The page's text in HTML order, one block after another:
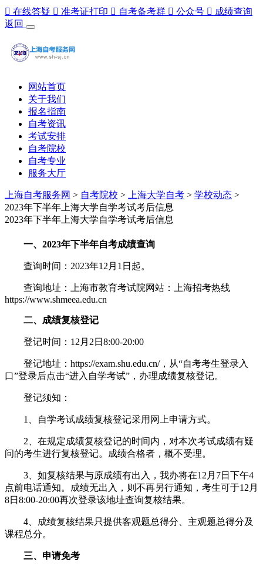
 在线答疑  准考证打印  自考备考群  公众号  成绩查询
返回
网站首页
关于我们
报名指南
自考资讯
考试安排
自考院校
自考专业
服务大厅
上海自考服务网 > 自考院校 > 上海大学自考 > 学校动态 >
2023年下半年上海大学自学考试考后信息
2023年下半年上海大学自学考试考后信息
一、2023年下半年自考成绩查询
查询时间：2023年12月1日起。
查询地址：上海市教育考试院网站：上海招考热线
https://www.shmeea.edu.cn
二、成绩复核登记
登记时间：12月2日8:00-20:00
登记地址：https://exam.shu.edu.cn/，从“自考考生登录入
口”登录后点击“进入自学考试”，办理成绩复核登记。
登记须知：
1、自学考试成绩复核登记采用网上申请方式。
2、在规定成绩复核登记的时间内，对本次考试成绩有疑
问的考生进行复核登记。成绩合格者，概不受理。
3、如复核结果与原成绩有出入，我办将在12月7日下午4
点前电话通知。成绩无出入，则不再另行通知，考生可于12月
8日8:00-20:00再次登录该地址查询复核结果。
4、成绩复核结果只提供客观题总得分、主观题总得分及
课程总分。
三、申请免考